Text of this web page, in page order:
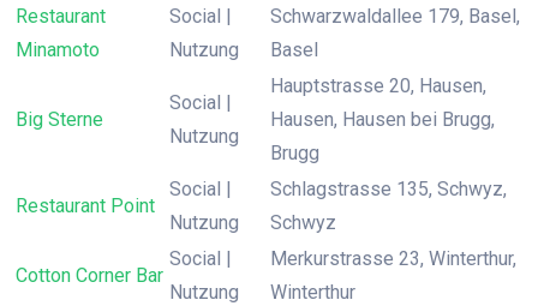
Restaurant
Minamoto
Social |
Nutzung
Schwarzwaldallee 179, Basel,
Basel
Big Sterne
Social |
Nutzung
Hauptstrasse 20, Hausen,
Hausen, Hausen bei Brugg,
Brugg
Restaurant Point
Social |
Nutzung
Schlagstrasse 135, Schwyz,
Schwyz
Cotton Corner Bar
Social |
Nutzung
Merkurstrasse 23, Winterthur,
Winterthur